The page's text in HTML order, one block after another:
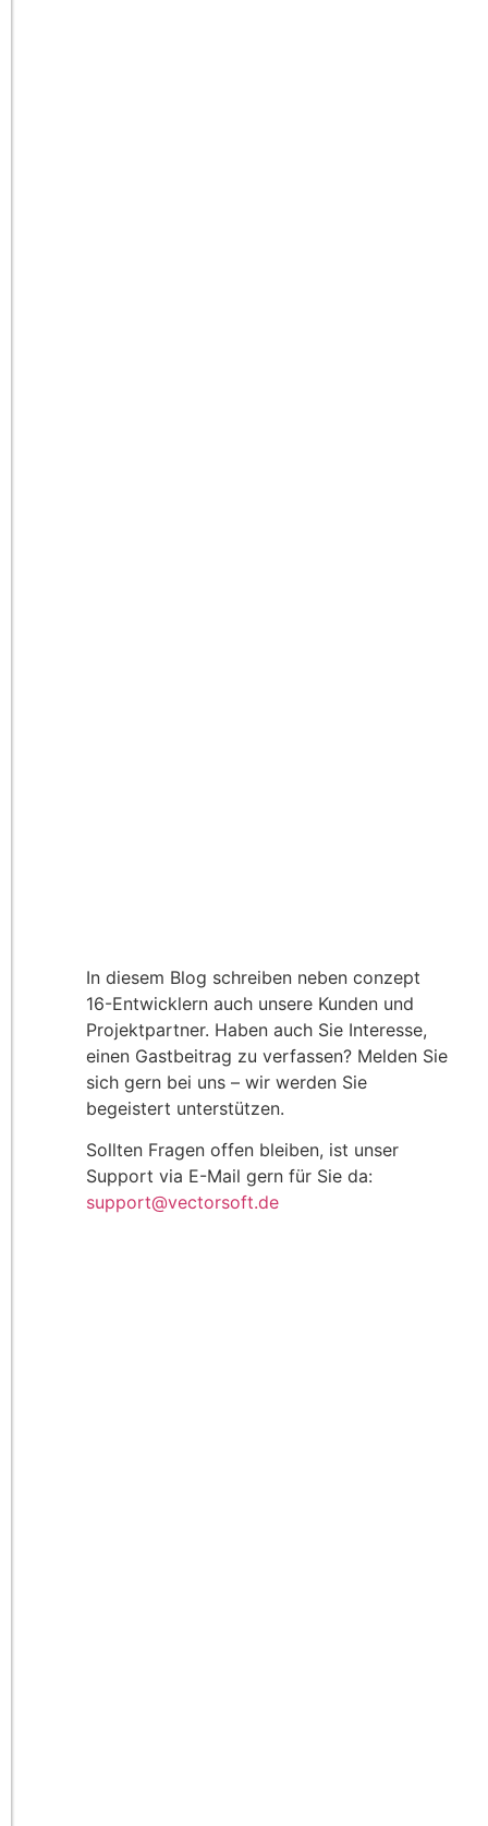
In diesem Blog schreiben neben conzept
16-Entwicklern auch unsere Kunden und
Projektpartner. Haben auch Sie Interesse,
einen Gastbeitrag zu verfassen? Melden Sie
sich gern bei uns – wir werden Sie
begeistert unterstützen.
Sollten Fragen offen bleiben, ist unser
Support via E-Mail gern für Sie da:
support@vectorsoft.de